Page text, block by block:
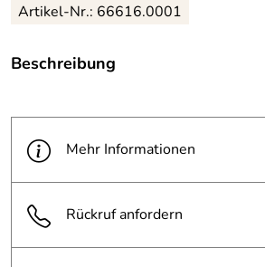
Artikel-Nr.: 66616.0001
Beschreibung
· anschmiegsam
· hautfreundlich. In Folienbeutel
|
Mehr Informationen
Rückruf anfordern